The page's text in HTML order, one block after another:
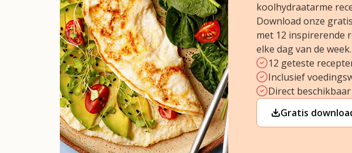
koolhydraatarme
Download onze
met 12 inspirerende
elke dag van de week.
12 geteste
Inclusief
Direct beschikbaar
Gratis